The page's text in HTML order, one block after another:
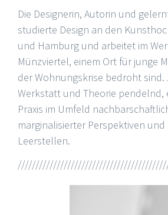
Die Designerin, Autorin und
studierte Design an den
und Hamburg und arbeitet im
Münzviertel, einem Ort für junge
der Wohnungskrise bedroht sind.
Werkstatt und Theorie pendelnd,
Praxis im Umfeld
marginalisierter Perspektiven
Leerstellen.